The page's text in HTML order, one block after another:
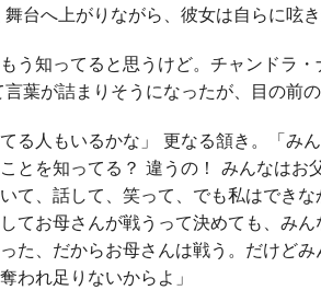
台へ上がりながら、彼女は自らに呟き
もう知ってると思うけど。チャンドラ
葉が詰まりそうになったが、目の前
てる人もいるかな」 更なる頷き。「
とを知ってる？ 違うの！ みんなは
て、話して、笑って、でも私はでき
てお母さんが戦うって決めても、み
た、だからお母さんは戦う。だけど
われ足りないからよ」